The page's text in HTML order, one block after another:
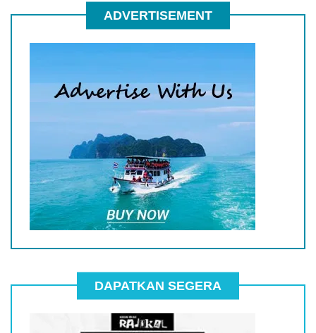
ADVERTISEMENT
DAPATKAN SEGERA